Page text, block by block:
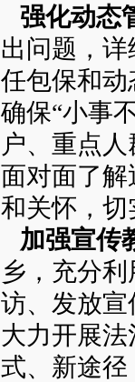
强化动态
出问题，
任包保和
确保“小事
户、重点
面对面了
和关怀，
加强宣传
乡，充分
访、发放
大力开展
式、新途径